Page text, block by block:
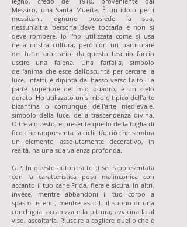
Messico, una Santa Muerte. È un idolo per i
messicani, ognuno possiede la sua,
nessun'altra persona deve toccarla e non si
deve rompere. Io l'ho utilizzata come si usa
nella nostra cultura, però con un particolare
del tutto arbitrario: da questo teschio faccio
uscire una falena. Una farfalla, simbolo
dell'anima che esce dall'oscurità per cercare la
luce, infatti, è dipinta dal basso verso l'alto. La
parte superiore del mio quadro, è un cielo
dorato. Ho utilizzato un simbolo tipico dell'arte
bizantina o comunque dell'arte medievale,
simbolo della luce, della trascendenza divina.
Oltre a questo, è presente quello della foglia di
fico che rappresenta la ciclicità; ciò che sembra
un elemento assolutamente decorativo, in
realtà, ha una sua valenza profonda.
G.P. In questo autoritratto ti sei rappresentata
con la caratteristica posa malinconica con
accanto il tuo cane Frida, fiera e sicura. In altri,
invece, mentre abbandoni il tuo corpo a
spasmi isterici, mentre ascolti il suono di una
conchiglia: accarezzare la pittura, avvicinarla al
viso, ascoltarla. Riuscire a cogliere quello che è